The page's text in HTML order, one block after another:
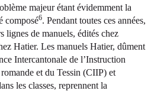
majeur étant évidemment la
composé6. Pendant toutes ces années,
lignes de manuels, édités chez
Hatier. Les manuels Hatier, dûment
Intercantonale de l’Instruction
et du Tessin (CIIP) et
les classes, reprennent la